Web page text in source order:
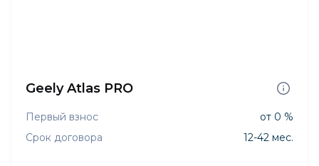
Geely Atlas PRO
Первый взнос
от 0 %
Срок договора
12-42 мес.